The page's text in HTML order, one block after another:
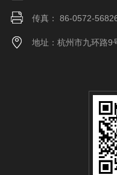
传真： 86-0572-
地址：杭州市九环路9